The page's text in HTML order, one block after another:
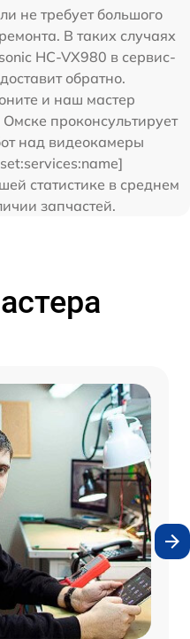
не требует большого
В таких случаях
HC-VX980 в сервис-
обратно.
и наш мастер
проконсультирует
над видеокамеры
статистике в среднем
запчастей.